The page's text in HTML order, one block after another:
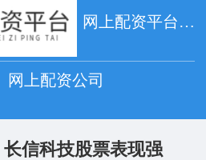
网上配资平台_网上配资公司_网上配资门户
网上配资公司
信科技股票表现强